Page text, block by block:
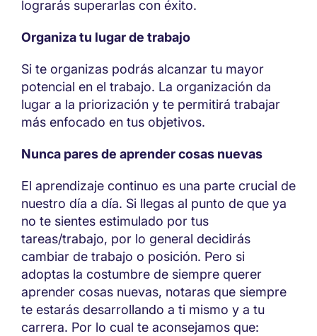
lograrás superarlas con éxito.
Organiza tu lugar de trabajo
Si te organizas podrás alcanzar tu mayor
potencial en el trabajo. La organización da
lugar a la priorización y te permitirá trabajar
más enfocado en tus objetivos.
Nunca pares de aprender cosas nuevas
El aprendizaje continuo es una parte crucial de
nuestro día a día. Si llegas al punto de que ya
no te sientes estimulado por tus
tareas/trabajo, por lo general decidirás
cambiar de trabajo o posición. Pero si
adoptas la costumbre de siempre querer
aprender cosas nuevas, notaras que siempre
te estarás desarrollando a ti mismo y a tu
carrera. Por lo cual te aconsejamos que: